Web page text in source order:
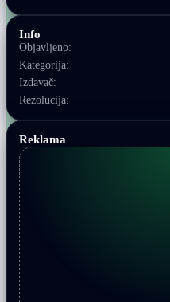
Info
Objavljeno:
Kategorija:
Izdavač:
Rezolucija:
Reklama